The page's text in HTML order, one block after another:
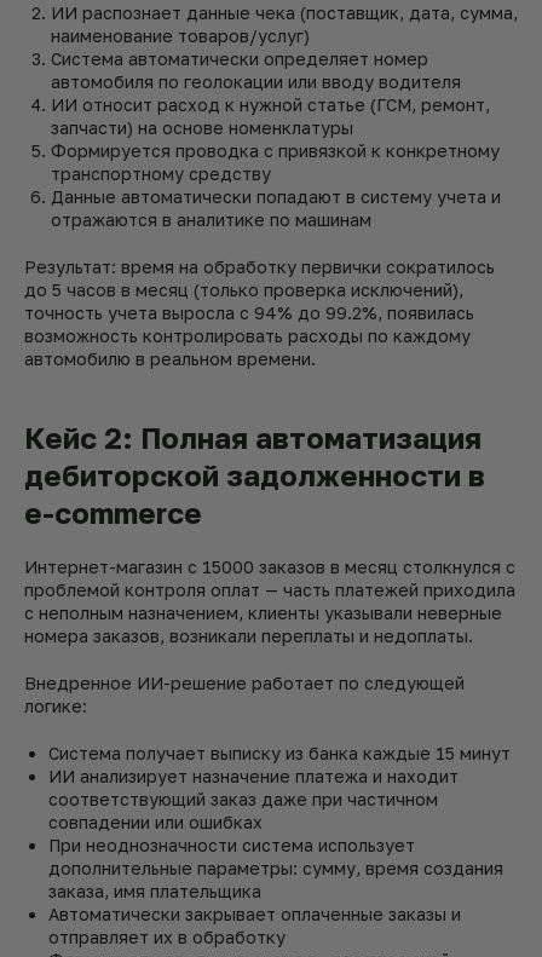
ИИ распознает данные чека (поставщик, дата, сумма,
наименование товаров/услуг)
Система автоматически определяет номер
автомобиля по геолокации или вводу водителя
ИИ относит расход к нужной статье (ГСМ, ремонт,
запчасти) на основе номенклатуры
Формируется проводка с привязкой к конкретному
транспортному средству
Данные автоматически попадают в систему учета и
отражаются в аналитике по машинам
Результат: время на обработку первички сократилось
до 5 часов в месяц (только проверка исключений),
точность учета выросла с 94% до 99.2%, появилась
возможность контролировать расходы по каждому
автомобилю в реальном времени.
Кейс 2: Полная автоматизация
дебиторской задолженности в
e-commerce
Интернет-магазин с 15000 заказов в месяц столкнулся с
проблемой контроля оплат — часть платежей приходила
с неполным назначением, клиенты указывали неверные
номера заказов, возникали переплаты и недоплаты.
Внедренное ИИ-решение работает по следующей
логике:
Система получает выписку из банка каждые 15 минут
ИИ анализирует назначение платежа и находит
соответствующий заказ даже при частичном
совпадении или ошибках
При неоднозначности система использует
дополнительные параметры: сумму, время создания
заказа, имя плательщика
Автоматически закрывает оплаченные заказы и
отправляет их в обработку